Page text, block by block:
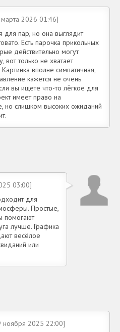
2026 01:46]
для пар, но она выглядит
Есть парочка прикольных
действительно могут
вот только не хватает
вполне симпатичная,
кажется не очень
вы ищете что-то лёгкое для
имеет право на
но слишком высоких ожиданий
03:00]
для
Простые,
помогают
лучше. Графика
весёлое
или
2025 22:00]